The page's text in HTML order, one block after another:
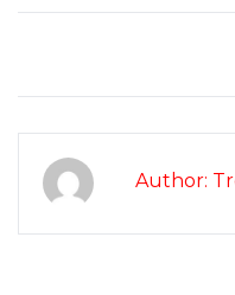
Author: